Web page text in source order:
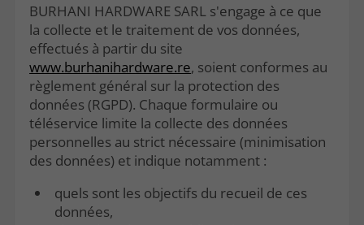
BURHANI HARDWARE SARL s'engage à ce que
la collecte et le traitement de vos données,
effectués à partir du site
www.burhanihardware.re, soient conformes au
règlement général sur la protection des
données (RGPD). Chaque formulaire ou
téléservice limite la collecte des données
personnelles au strict nécessaire (minimisation
des données) et indique notamment :
quels sont les objectifs du recueil de ces
données,